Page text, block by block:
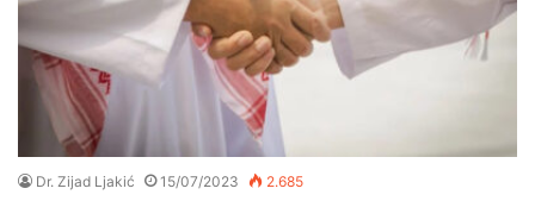
Dr. Zijad Ljakić 15/07/2023 2.685